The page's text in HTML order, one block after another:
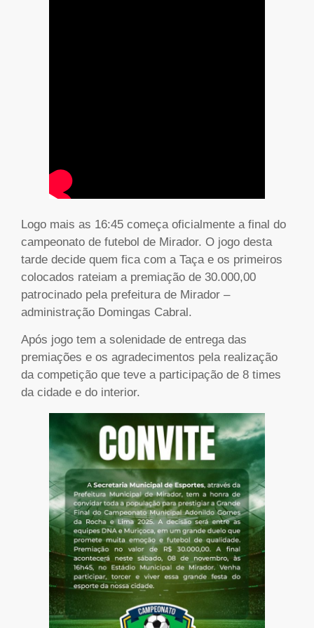
Logo mais as 16:45 começa oficialmente a final do
campeonato de futebol de Mirador. O jogo desta
tarde decide quem fica com a Taça e os primeiros
colocados rateiam a premiação de 30.000,00
patrocinado pela prefeitura de Mirador –
administração Domingas Cabral.
Após jogo tem a solenidade de entrega das
premiações e os agradecimentos pela realização
da competição que teve a participação de 8 times
da cidade e do interior.